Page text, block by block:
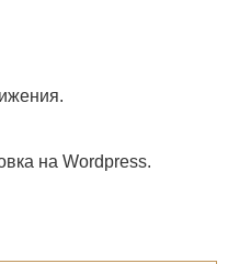
на Wordpress.